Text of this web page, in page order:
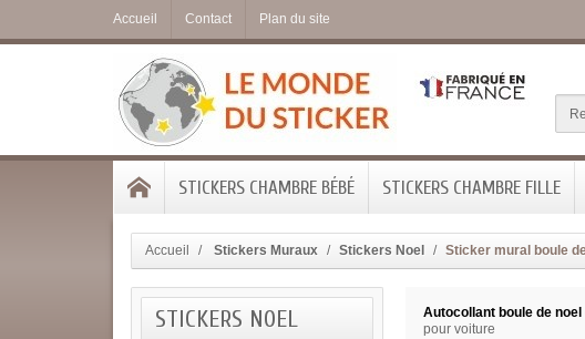
Accueil Contact Plan du site
STICKERS CHAMBRE BÉBÉ STICKERS CHAMBRE FILLE
Accueil Stickers Muraux Stickers Noel Sticker mural boule
STICKERS NOEL Autocollant boule de
pour voiture